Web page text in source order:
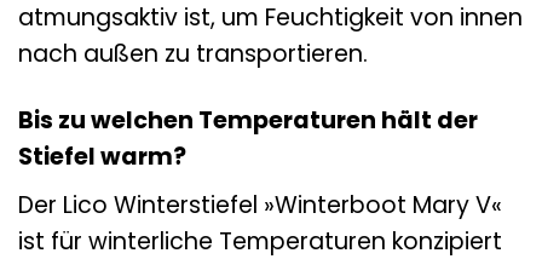
atmungsaktiv ist, um Feuchtigkeit von innen
nach außen zu transportieren.
Bis zu welchen Temperaturen hält der
Stiefel warm?
Der Lico Winterstiefel »Winterboot Mary V«
ist für winterliche Temperaturen konzipiert